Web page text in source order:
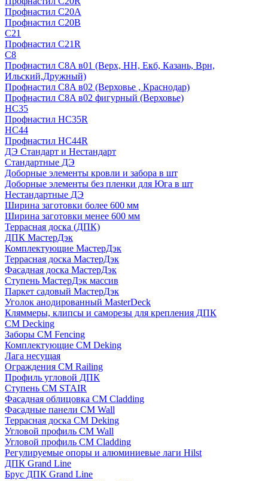
Профнастил С20А
Профнастил С20В
C21
Профнастил С21R
C8
Профнастил С8A в01 (Верх, НН, Екб, Казань, Врн,
Ильский,Дружный)
Профнастил С8A в02 (Верховье , Краснодар)
Профнастил С8A в02 фигурный (Верховье)
HС35
Профнастил HC35R
НС44
Профнастил НС44R
ДЭ Стандарт и Нестандарт
Стандартные ДЭ
Доборные элементы кровли и забора в шт
Доборные элементы без пленки для Юга в шт
Нестандартные ДЭ
Ширина заготовки более 600 мм
Ширина заготовки менее 600 мм
Террасная доска (ДПК)
ДПК МастерДэк
Комплектующие МастерДэк
Террасная доска МастерДэк
Фасадная доска МастерДэк
Ступень МастерДэк массив
Паркет садовый МастерДэк
Уголок анодированный MasterDeck
Кляммеры, клипсы и саморезы для крепления ДПК
CM Decking
Заборы CM Fencing
Комплектующие CM Deking
Лага несущая
Ограждения CM Railing
Профиль угловой ДПК
Ступень CM STAIR
Фасадная облицовка CM Cladding
Фасадные панели CM Wall
Террасная доска CM Deking
Угловой профиль CM Wall
Угловой профиль CM Cladding
Регулируемые опоры и алюминиевые лаги Hilst
ДПК Grand Line
Брус ДПК Grand Line